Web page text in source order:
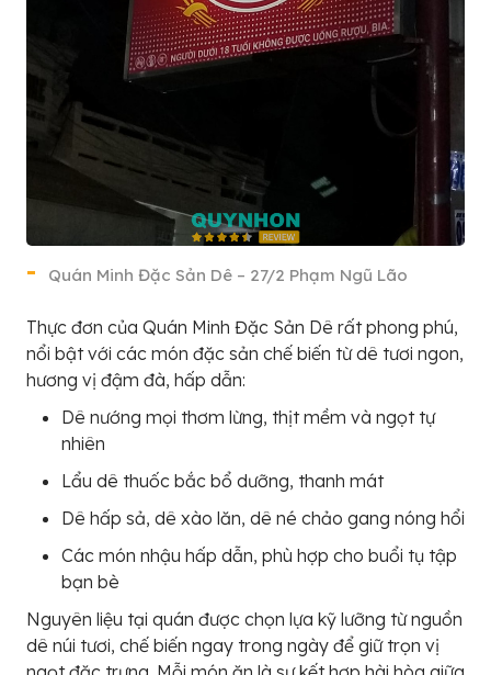
Quán Minh Đặc Sản Dê – 27/2 Phạm Ngũ Lão
Thực đơn của Quán Minh Đặc Sản Dê rất phong phú,
nổi bật với các món đặc sản chế biến từ dê tươi ngon,
hương vị đậm đà, hấp dẫn:
Dê nướng mọi thơm lừng, thịt mềm và ngọt tự
nhiên
Lẩu dê thuốc bắc bổ dưỡng, thanh mát
Dê hấp sả, dê xào lăn, dê né chảo gang nóng hổi
Các món nhậu hấp dẫn, phù hợp cho buổi tụ tập
bạn bè
Nguyên liệu tại quán được chọn lựa kỹ lưỡng từ nguồn
dê núi tươi, chế biến ngay trong ngày để giữ trọn vị